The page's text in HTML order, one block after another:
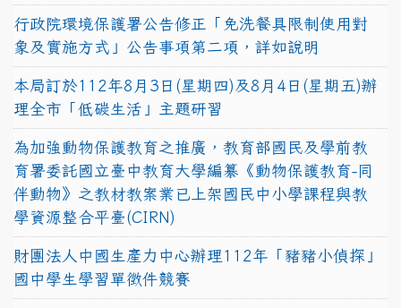
行政院環境保護署公告修正「免洗餐具限制使用對
象及實施方式」公告事項第二項，詳如說明
本局訂於112年8月3日(星期四)及8月4日(星期五)辦
理全市「低碳生活」主題研習
為加強動物保護教育之推廣，教育部國民及學前教
育署委託國立臺中教育大學編纂《動物保護教育-同
伴動物》之教材教案業已上架國民中小學課程與教
學資源整合平臺(CIRN)
財團法人中國生產力中心辦理112年「豬豬小偵探」
國中學生學習單徵件競賽